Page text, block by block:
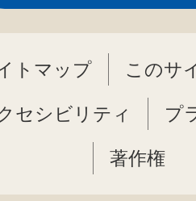
トマップ このサ
セシビリティ プ
著作権